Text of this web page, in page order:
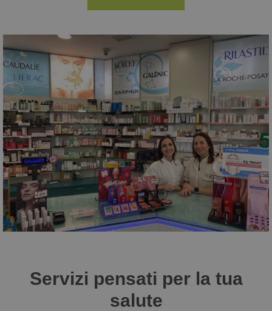
Servizi pensati per la tua
salute